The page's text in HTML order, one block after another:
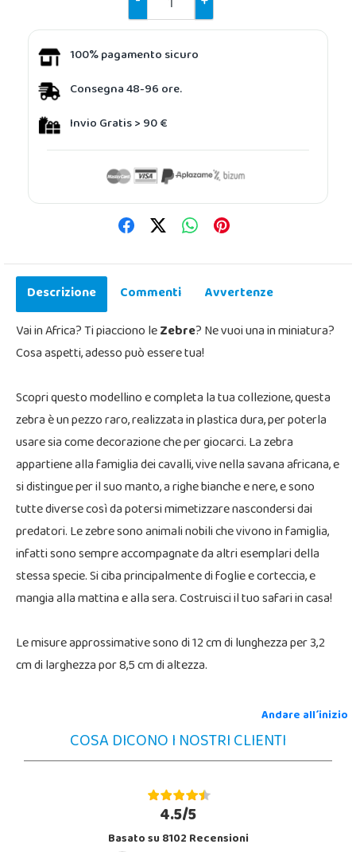
100% pagamento sicuro
Consegna 48-96 ore.
Invio Gratis > 90 €
Descrizione Commenti
Avvertenze
Vai in Africa? Ti piacciono leZebre? Ne vuoi una in miniatura?
Cosa aspetti, adesso può essere tua!
Scopri questo modellino e completa la tua collezione, questa
zebra è un pezzo raro, realizzata in plastica dura, per poterla
usare sia come decorazione che per giocarci. La zebra
appartiene alla famiglia dei cavalli, vive nella savana africana, e
si distingue per il suo manto, a righe bianche e nere, e sono
tutte diverse così da potersi mimetizzare nascondersi dai
predatori. Le zebre sono animali nobili che vivono in famiglia,
infatti sono sempre accompagnate da altri esemplari della
stessa specie. Si ciba principalmente di foglie e corteccia, e
mangia alla mattina e alla sera. Costruisci il tuo safari in casa!
Le misure approssimative sono di 12 cm di lunghezza per 3,2
cm di larghezza por 8,5 cm di altezza.
Andare all´inizio
COSA DICONO I NOSTRI CLIENTI
4.5/5
Basato su 8102 Recensioni